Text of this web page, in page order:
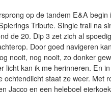
op de tandem E&A begin
Tribute. Single trail na
de 20. Dip 3 zet zich al
Door goed navigeren
nooit, nog nooit, zo donker
licht kan ik me herinneren. En
ochtendlicht staat ze weer. Met
Jacco en een heleboel